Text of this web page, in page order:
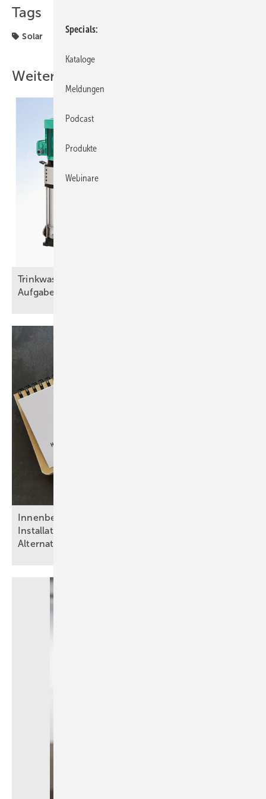
Tags
Solar
Weitere Inhalte
Trinkwasser und Brandschutz – eine trennscharfe
Aufgabe
Inn enbeschichtungen in Trinkwasser-
Installationen: Risiken, Regelwerke,
Alternativen
Specials
Kataloge
Meldungen
Podcast
Produkte
Webinare